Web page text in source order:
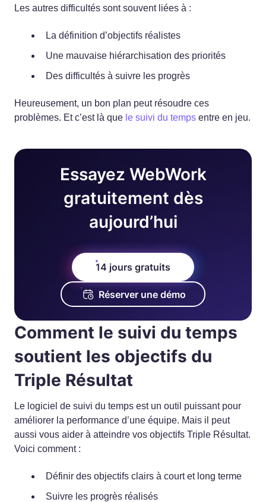
Les autres difficultés sont souvent liées à :
La définition d’objectifs réalistes
Une mauvaise hiérarchisation des priorités
Des difficultés à suivre les progrès
Heureusement, un bon plan peut résoudre ces
problèmes. Et c’est là que le suivi du temps entre en jeu.
Essayez WebWork
gratuitement dès
aujourd’hui
14 jours gratuits
Réserver une démo
Comment le suivi du temps
soutient les objectifs du
Triple Résultat
Le logiciel de suivi du temps est un outil puissant pour
améliorer la performance d’une équipe. Mais il peut
aussi vous aider à atteindre vos objectifs Triple Résultat.
Voici comment :
Définir des objectifs clairs à court et long terme
Suivre les progrès réalisés